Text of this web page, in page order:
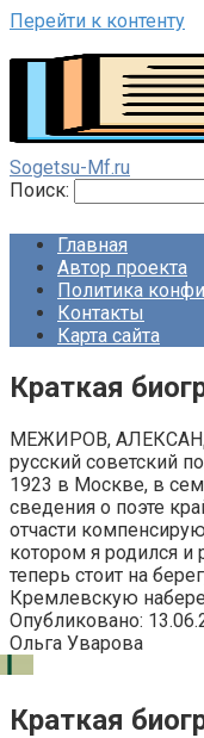
Перейти к контенту
Sogetsu-Mf.ru
Поиск:
Главная
Автор проекта
Политика
Контакты
Карта сайта
Краткая
МЕЖИРОВ,
русский советский
1923 в Москве, в
сведения о поэте
отчасти
котором я родился и
теперь стоит на
Кремлевскую
Опубликовано:
Ольга Уварова
Краткая